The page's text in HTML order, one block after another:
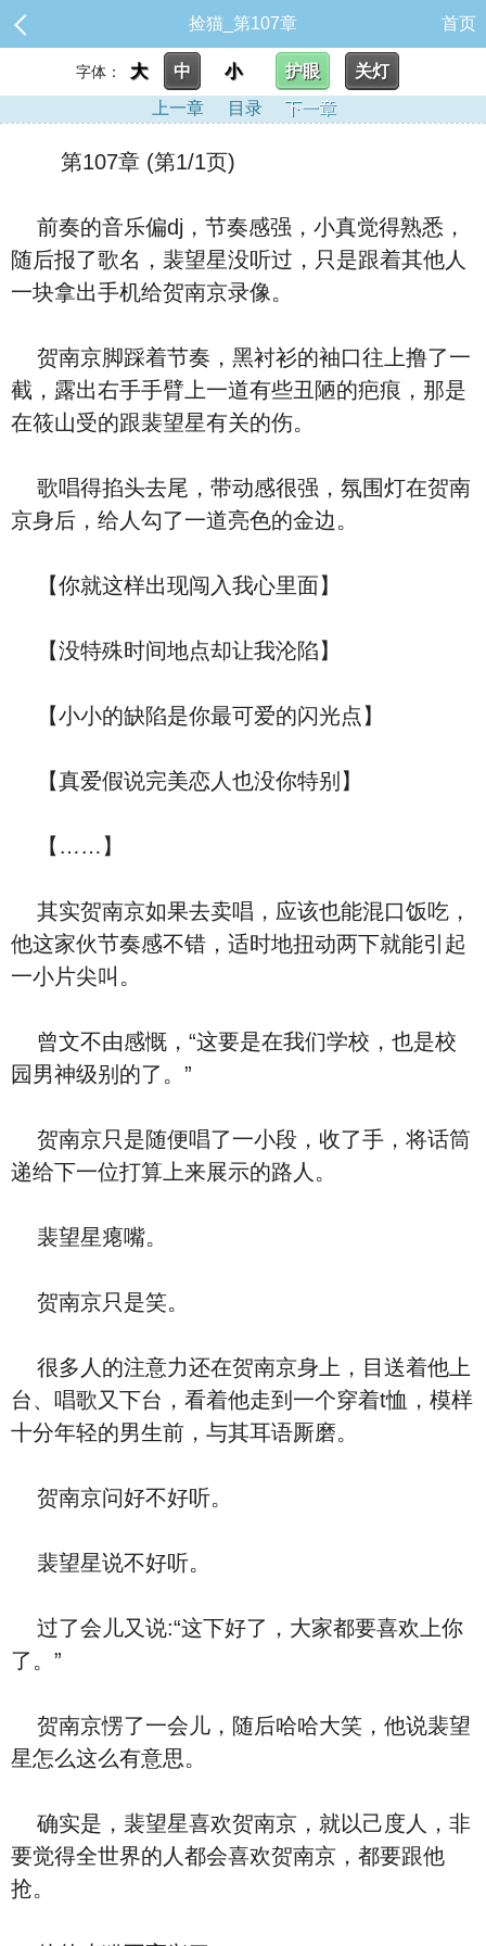
捡猫_第107章 首页
字体： 大 中 小 护眼
关灯
上一章
目录 下一章
第107章 (第1/1页)
前奏的音乐偏dj，节奏感强，小真觉得熟悉，
随后报了歌名，裴望星没听过，只是跟着其他人
一块拿出手机给贺南京录像。
贺南京脚踩着节奏，黑衬衫的袖口往上撸了一
截，露出右手手臂上一道有些丑陋的疤痕，那是
在筱山受的跟裴望星有关的伤。
歌唱得掐头去尾，带动感很强，氛围灯在贺南
京身后，给人勾了一道亮色的金边。
【你就这样出现闯入我心里面】
【没特殊时间地点却让我沦陷】
【小小的缺陷是你最可爱的闪光点】
【真爱假说完美恋人也没你特别】
【……】
其实贺南京如果去卖唱，应该也能混口饭吃，
他这家伙节奏感不错，适时地扭动两下就能引起
一小片尖叫。
曾文不由感慨，“这要是在我们学校，也是校
园男神级别的了。”
贺南京只是随便唱了一小段，收了手，将话筒
递给下一位打算上来展示的路人。
裴望星瘪嘴。
贺南京只是笑。
很多人的注意力还在贺南京身上，目送着他上
台、唱歌又下台，看着他走到一个穿着t恤，模样
十分年轻的男生前，与其耳语厮磨。
贺南京问好不好听。
裴望星说不好听。
过了会儿又说:“这下好了，大家都要喜欢上你
了。”
贺南京愣了一会儿，随后哈哈大笑，他说裴望
星怎么这么有意思。
确实是，裴望星喜欢贺南京，就以己度人，非
要觉得全世界的人都会喜欢贺南京，都要跟他
抢。